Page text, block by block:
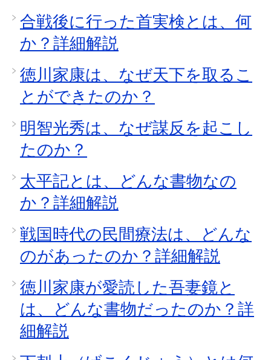
合戦後に行った首実検とは、何
か？詳細解説
徳川家康は、なぜ天下を取るこ
とができたのか？
明智光秀は、なぜ謀反を起こし
たのか？
太平記とは、どんな書物なの
か？詳細解説
戦国時代の民間療法は、どんな
のがあったのか？詳細解説
徳川家康が愛読した吾妻鏡と
は、どんな書物だったのか？詳
細解説